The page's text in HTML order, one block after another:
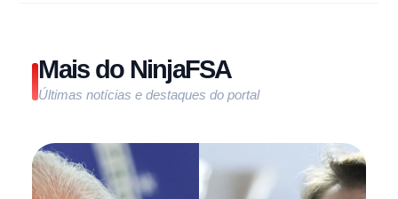
Mais do NinjaFSA
Últimas notícias e destaques do portal